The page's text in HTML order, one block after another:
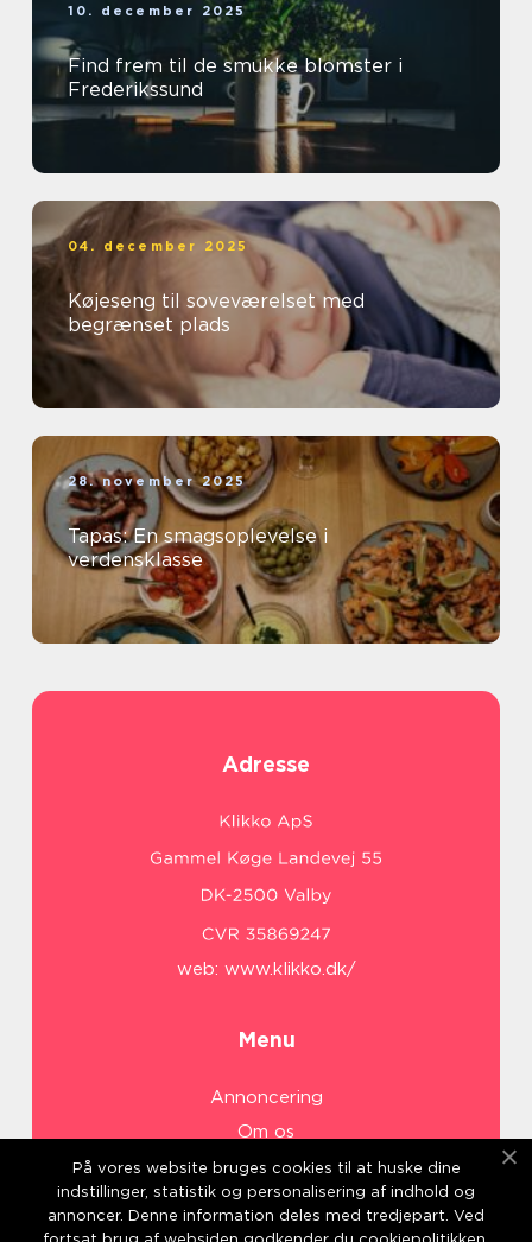
10. december 2025
Find frem til de smukke blomster i
Frederikssund
04. december 2025
Køjeseng til soveværelset med
begrænset plads
28. november 2025
Tapas: En smagsoplevelse i
verdensklasse
Adresse
web: www.klikko.dk/
Menu
Annoncering
Om os
Cookies
Kontakt os
Sitemap
På vores website bruges cookies til at huske dine
indstillinger, statistik og personalisering af indhold og
annoncer. Denne information deles med tredjepart. Ved